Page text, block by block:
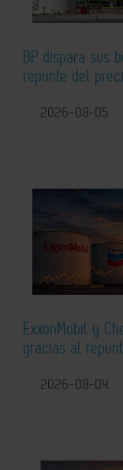
BP dispara sus
repunte del
2026-08-05
ExxonMobil y
gracias al
2026-08-04